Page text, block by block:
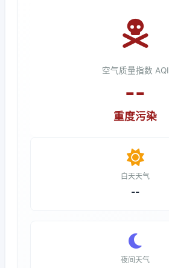
空气质量指数 AQI
--
重度污染
白天天气
--
夜间天气